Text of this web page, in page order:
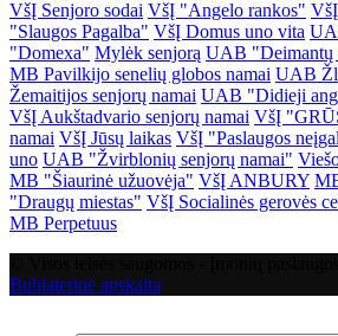
VšĮ Senjoro sodai VšĮ "Angelo rankos"
"Slaugos Pagalba" VšĮ Domus uno vita
"Domexa" Mylėk senjorą UAB "Deimantų
MB Pavilkijo senelių globos namai UAB
Žemaitijos senjorų namai UAB "Didieji
VšĮ Aukštadvario senjorų namai VšĮ
namai VšĮ Jūsų laikas VšĮ "Paslaugos
uno UAB "Žvirblonių senjorų namai"
MB "Šiaurinė užuovėja" VšĮ ANBURY
"Draugų miestas" VšĮ Socialinės gerovės
MB Perpetuus
Buhlaterinė apskaita